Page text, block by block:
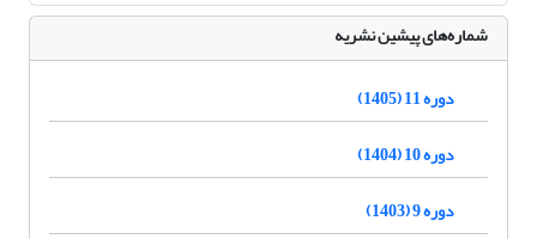
شماره‌های پیشین نشریه
دوره 11 (1405)
دوره 10 (1404)
دوره 9 (1403)